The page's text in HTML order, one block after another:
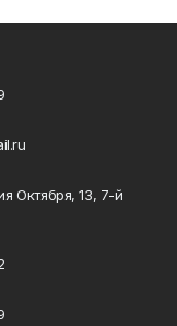
Октября, 13, 7-й